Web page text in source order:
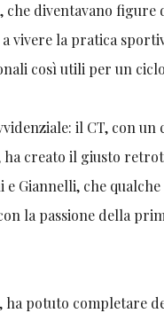
che diventavano
vivere la pratica
così utili per un
il CT, con un
ha creato il giusto
Giannelli, che
la passione della
ha potuto completare